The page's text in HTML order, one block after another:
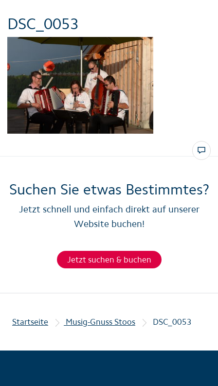
DSC_0053
Suchen Sie etwas Bestimmtes?
Jetzt schnell und einfach direkt auf unserer
Website buchen!
Jetzt suchen & buchen
Startseite Musig-Gnuss Stoos DSC_0053